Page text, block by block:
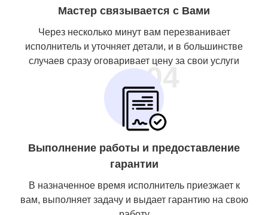
Мастер связывается с Вами
Через несколько минут вам перезванивает
исполнитель и уточняет детали, и в большинстве
случаев сразу оговаривает цену за свои услуги
04
Выполнение работы и предоставление
гарантии
В назначенное время исполнитель приезжает к
вам, выполняет задачу и выдает гарантию на свою